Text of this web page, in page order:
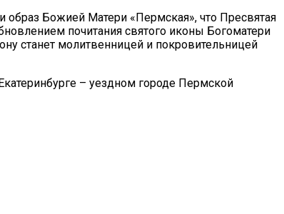
Божией Матери «Пермская», что Пресвятая
почитания святого иконы Богоматери
станет молитвенницей и покровительницей
– уездном городе Пермской